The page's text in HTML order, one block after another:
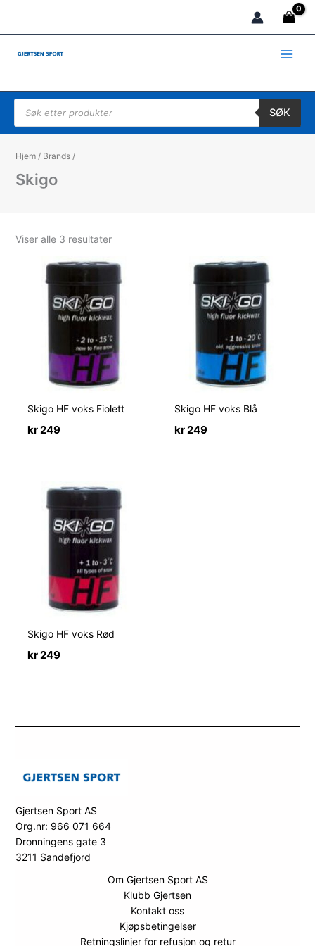
til
innholdet
Products search
SØK
Hjem / Brands /
Skigo
Viser alle 3 resultaterSortert
Skigo HF voks Fiolett
kr 249
Skigo HF voks Blå
kr 249
Skigo HF voks Rød
kr 249
Gjertsen Sport AS
Org.nr: 966 071 664
Dronningens gate 3
3211 Sandefjord
Om Gjertsen Sport AS
Klubb Gjertsen
Kontakt oss
Kjøpsbetingelser
Retningslinjer for refusjon og retur